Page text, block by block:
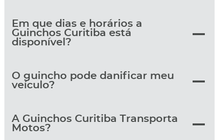
Em que dias e horários a
Guinchos Curitiba está
disponível?
O guincho pode danificar meu
veículo?
A Guinchos Curitiba Transporta
Motos?